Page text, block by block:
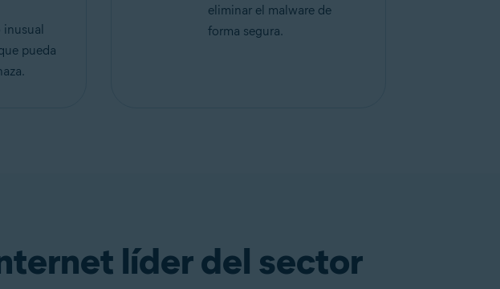
pueda
eliminar el malware de
forma segura.
líder del sector